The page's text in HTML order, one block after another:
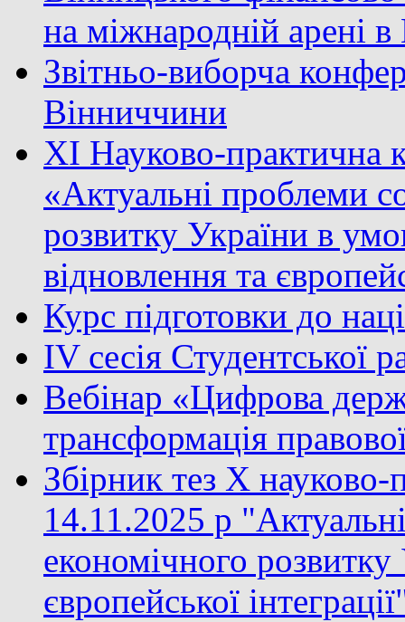
на міжнародній арені
Звітньо-виборча
Вінниччини
XI Науково-практична
«Актуальні проблеми
розвитку України в
відновлення та
Курс підготовки до
IV сесія Студентської
Вебінар «Цифрова
трансформація
Збірник тез X науково-
14.11.2025 р
економічного
європейської